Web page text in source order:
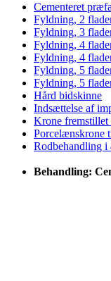
Cementeret
Fyldning, 2
Fyldning, 3
Fyldning, 4
Fyldning, 4
Fyldning, 5
Fyldning, 5
Hård bidskinne
Indsættelse af
Krone
Porcelænskrone
Rodbehandling i
Behandling: